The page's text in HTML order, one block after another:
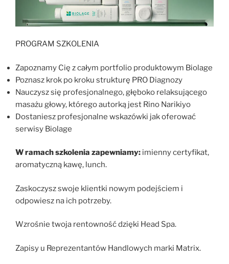
PROGRAM SZKOLENIA
Zapoznamy Cię z całym portfolio produktowym Biolage
Poznasz krok po kroku strukturę PRO Diagnozy
Nauczysz się profesjonalnego, głęboko relaksującego
masażu głowy, którego autorką jest Rino Narikiyo
Dostaniesz profesjonalne wskazówki jak oferować
serwisy Biolage
W ramach szkolenia zapewniamy: imienny certyfikat,
aromatyczną kawę, lunch.
Zaskoczysz swoje klientki nowym podejściem i
odpowiesz na ich potrzeby.
Wzrośnie twoja rentowność dzięki Head Spa.
Zapisy u Reprezentantów Handlowych marki Matrix.